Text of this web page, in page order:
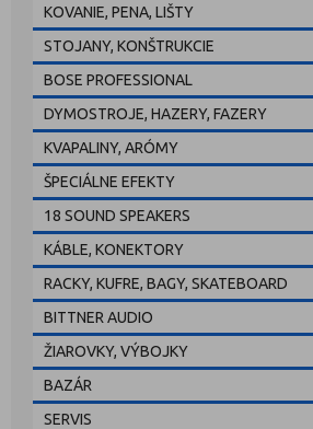
KOVANIE, PENA, LIŠTY
STOJANY, KONŠTRUKCIE
BOSE PROFESSIONAL
DYMOSTROJE, HAZERY, FAZERY
KVAPALINY, ARÓMY
ŠPECIÁLNE EFEKTY
18 SOUND SPEAKERS
KÁBLE, KONEKTORY
RACKY, KUFRE, BAGY, SKATEBOARD
BITTNER AUDIO
ŽIAROVKY, VÝBOJKY
BAZÁR
SERVIS